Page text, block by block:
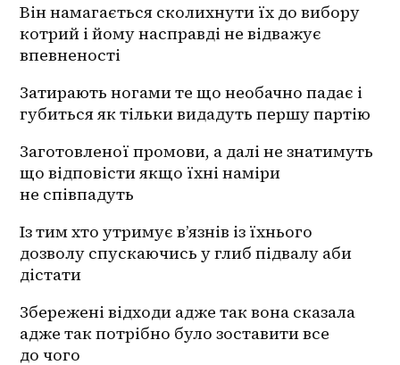
Він намагається сколихнути їх до вибору
котрий і йому насправді не відважує
впевненості
Затирають ногами те що необачно падає і
губиться як тільки видадуть першу партію
Заготовленої промови, а далі не знатимуть
що відповісти якщо їхні наміри
не співпадуть
Із тим хто утримує в’язнів із їхнього
дозволу спускаючись у глиб підвалу аби
дістати
Збережені відходи адже так вона сказала
адже так потрібно було зоставити все
до чого